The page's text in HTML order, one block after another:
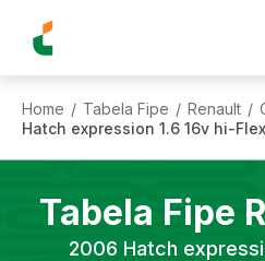
Home / Tabela Fipe / Renault /
Hatch expression 1.6 16v hi-Flex
Tabela Fipe
2006 Hatch